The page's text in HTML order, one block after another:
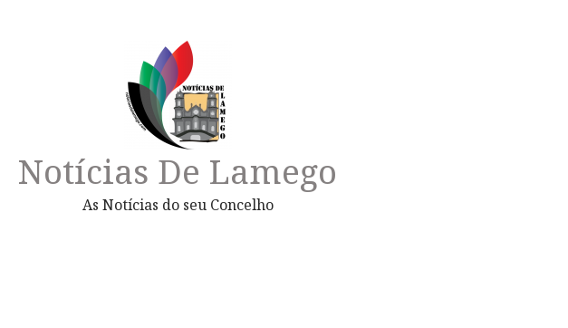
Notícias De Lamego
As Notícias do seu Concelho